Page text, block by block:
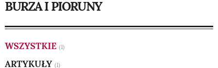
BURZA I PIORUNY
WSZYSTKIE (1)
ARTYKUŁY (1)